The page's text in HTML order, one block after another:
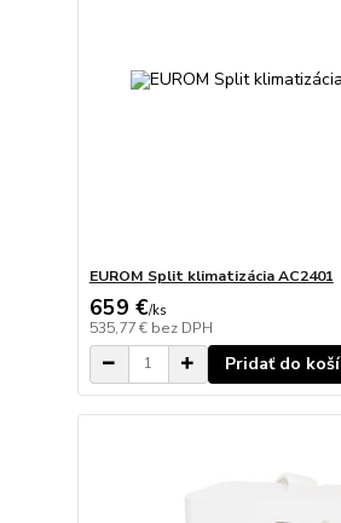
EUROM Split klimatizácia AC2401
659 €/ks
535,77 € bez DPH
Pridať do